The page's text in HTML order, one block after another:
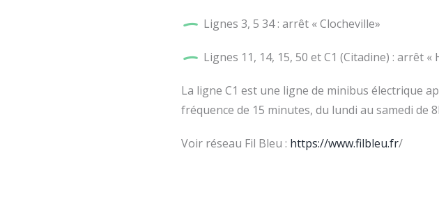
Lignes 3, 5 34 : arrêt « Clocheville»
Lignes 11, 14, 15, 50 et C1 (Citadine) : arrêt «
La ligne C1 est une ligne de minibus électrique
fréquence de 15 minutes, du lundi au samedi de
Voir réseau Fil Bleu : https://www.filbleu.fr/